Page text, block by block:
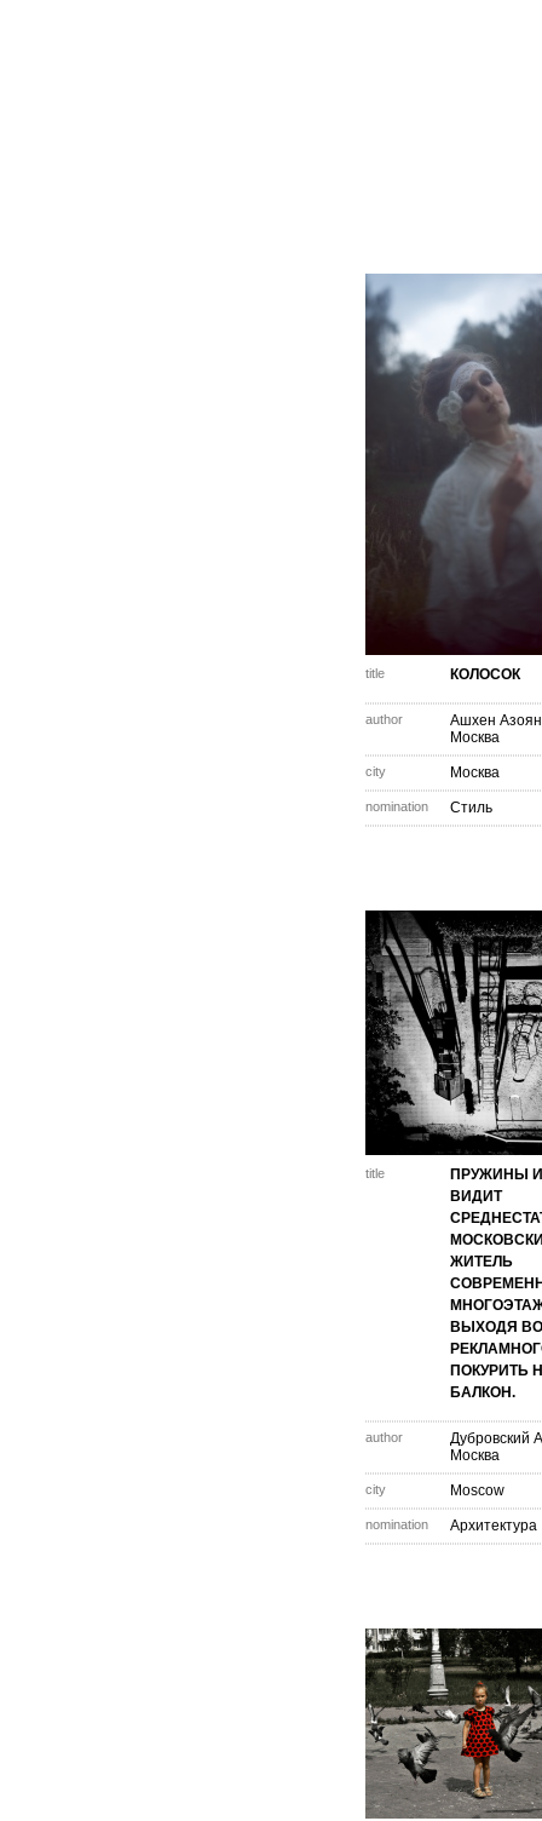
title КОЛОСОК
author
Ашхен Азоян
Москва
city Москва
nomination Стиль
title
ПРУЖИНЫ
ВИДИТ
ЖИТЕЛЬ
ВЫХОДЯ
ПОКУРИТЬ
БАЛКОН.
author
Дубровский
Москва
city Moscow
nomination Архитектура